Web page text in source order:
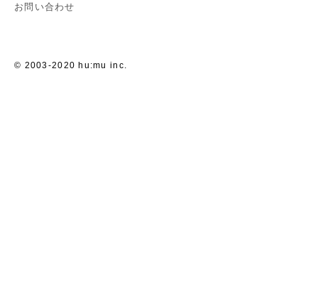
お問い合わせ
© 2003-2020 hu:mu inc.